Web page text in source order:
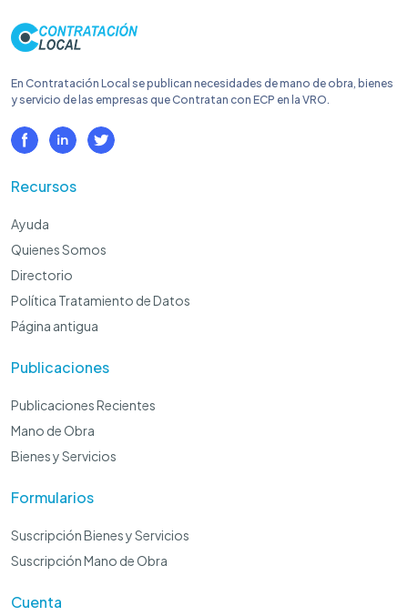
En Contratación Local se publican necesidades de mano de obra, bienes
y servicio de las empresas que Contratan con ECP en la VRO.
Recursos
Ayuda
Quienes Somos
Directorio
Política Tratamiento de Datos
Página antigua
Publicaciones
Publicaciones Recientes
Mano de Obra
Bienes y Servicios
Formularios
Suscripción Bienes y Servicios
Suscripción Mano de Obra
Cuenta